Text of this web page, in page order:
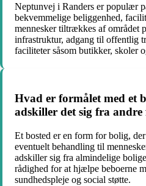
Neptunvej i Randers er populær
bekvemmelige beliggenhed,
mennesker tiltrækkes af området
infrastruktur, adgang til offentlig
faciliteter såsom butikker, skoler
Hvad er formålet med et
adskiller det sig fra
Et bosted er en form for bolig,
eventuelt behandling til
adskiller sig fra almindelige
rådighed for at hjælpe beboerne
sundhedspleje og social støtte.